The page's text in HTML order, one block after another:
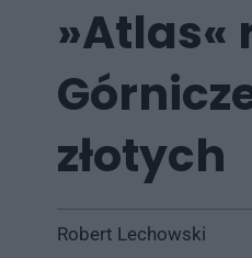
»Atlas«
złotych
Robert Lechowski